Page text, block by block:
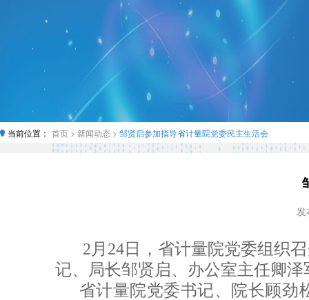
当前位置： 首页 > 新闻动态 > 邹贤启参加指导省计量院党委民主生活会
发
2月24日，省计量院党委组织
记、局长邹贤启、办公室主任卿
省计量院党委书记、院长顾劲